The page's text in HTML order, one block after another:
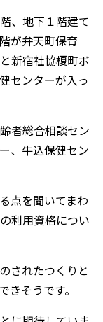
、地下１階建て
が弁天町保育
新宿社協榎町ボ
センターが入っ
者総合相談セン
、牛込保健セン
点を聞いてまわ
利用資格につい
されたつくりと
そうです。